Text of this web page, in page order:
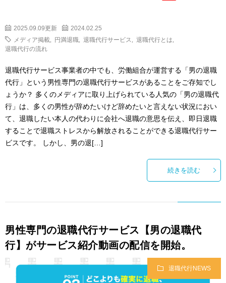
2025.09.09更新 2024.02.25
メディア掲載 円満退職 退職代行サービス 退職代行とは
退職代行の流れ
退職代行サービス事業者の中でも、労働組合が運営する「男の退職
代行」という男性専門の退職代行サービスがあることをご存知でし
ょうか？ 多くのメディアに取り上げられている人気の「男の退職代
行」は、多くの男性が辞めたいけど辞めたいと言えない状況におい
て、退職したい本人の代わりに会社へ退職の意思を伝え、即日退職
することで退職ストレスから解放されることができる退職代行サー
ビスです。 しかし、男の退[…]
続きを読む
男性専門の退職代行サービス【男の退職代
行】がサービス紹介動画の配信を開始。
退職代行NEWS